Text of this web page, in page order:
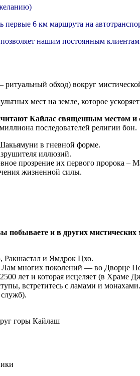
6 км маршрута на
нашим постоянным
обход) вокруг
мест на земле, которое
Кайлас священным местом и
последователей религии бон.
в гневной форме.
иллюзий.
прозрение их первого пророка –
жизненной силы.
и в других мистических
Ракшастал и Ямдрок Цхо.
многих поколений — во Дворце
лет и которая исцеляет (в Храме
встретитесь с ламами и монахами.
горы Кайлаш